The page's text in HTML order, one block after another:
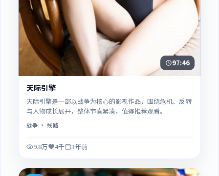
97:46
天际引擎
天际引擎是一部以战争为核心的影视作品，围绕危机、反转
与人物成长展开，整体节奏紧凑，值得推荐观看。
战争 · 线路
9.8万 4千 3年前